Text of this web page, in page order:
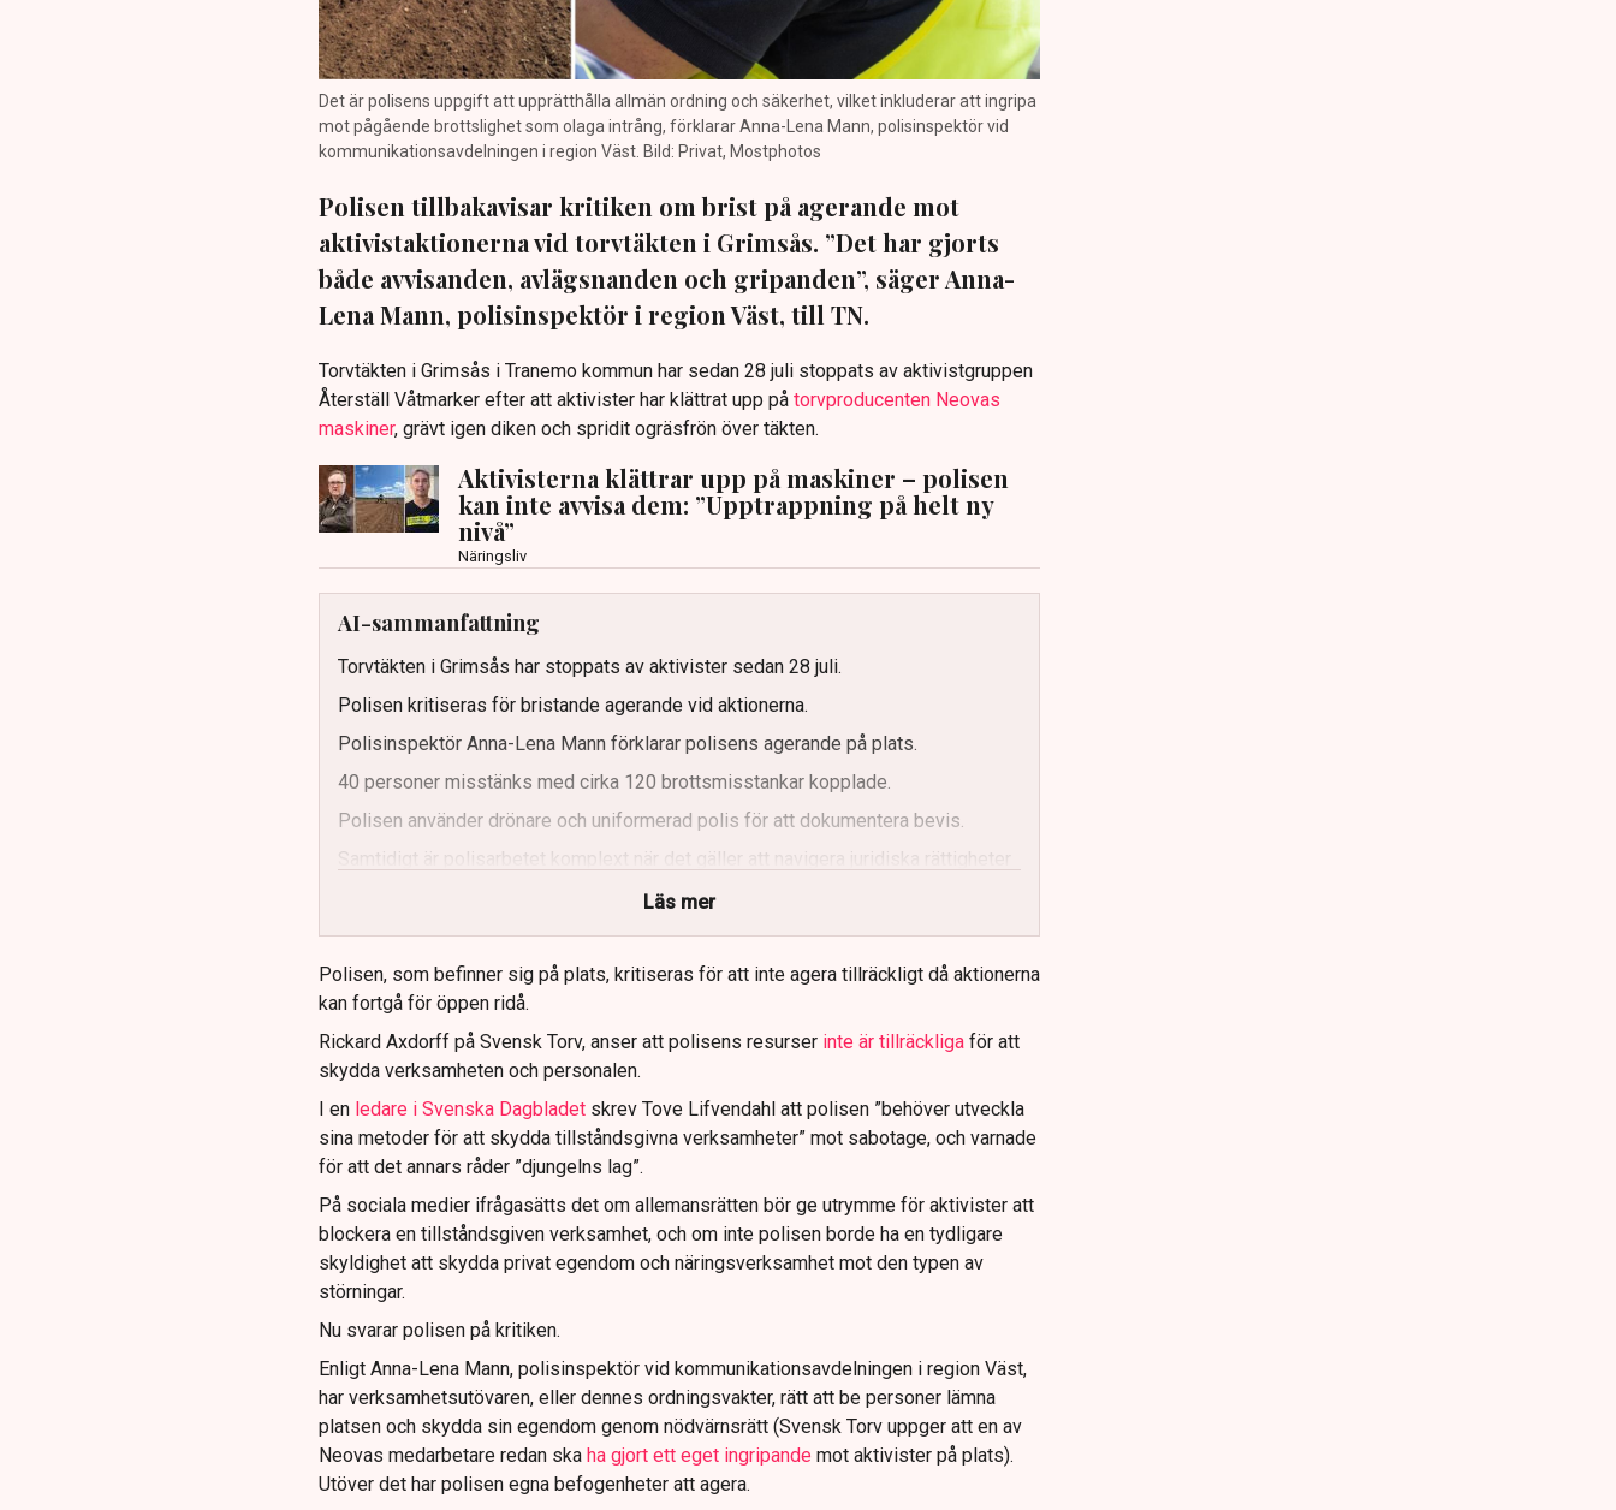
Det är polisens uppgift att upprätthålla allmän ordning och säkerhet, vilket inkluderar att ingripa
mot pågående brottslighet som olaga intrång, förklarar Anna-Lena Mann, polisinspektör vid
kommunikationsavdelningen i region Väst. Bild: Privat, Mostphotos
Polisen tillbakavisar kritiken om brist på agerande mot
aktivistaktionerna vid torvtäkten i Grimsås. ”Det har gjorts
både avvisanden, avlägsnanden och gripanden”, säger Anna-
Lena Mann, polisinspektör i region Väst, till TN.
Torvtäkten i Grimsås i Tranemo kommun har sedan 28 juli stoppats av aktivistgruppen
Återställ Våtmarker efter att aktivister har klättrat upp påtorvproducenten Neovas
maskiner, grävt igen diken och spridit ogräsfrön över täkten.
Aktivisterna klättrar upp på maskiner – polisen
kan inte avvisa dem: ”Upptrappning på helt ny
nivå”
Näringsliv
AI-sammanfattning
Torvtäkten i Grimsås har stoppats av aktivister sedan 28 juli.
Polisen kritiseras för bristande agerande vid aktionerna.
Polisinspektör Anna-Lena Mann förklarar polisens agerande på plats.
40 personer misstänks med cirka 120 brottsmisstankar kopplade.
Polisen använder drönare och uniformerad polis för att dokumentera bevis.
Samtidigt är polisarbetet komplext när det gäller att navigera juridiska rättigheter
Läs mer
Polisen, som befinner sig på plats, kritiseras för att inte agera tillräckligt då aktionerna
kan fortgå för öppen ridå.
Rickard Axdorff på Svensk Torv, anser att polisens resurser inte är tillräckliga för att
skydda verksamheten och personalen.
I en ledare i Svenska Dagbladet skrev Tove Lifvendahl att polisen ”behöver utveckla
sina metoder för att skydda tillståndsgivna verksamheter” mot sabotage, och varnade
för att det annars råder ”djungelns lag”.
På sociala medier ifrågasätts det om allemansrätten bör ge utrymme för aktivister att
blockera en tillståndsgiven verksamhet, och om inte polisen borde ha en tydligare
skyldighet att skydda privat egendom och näringsverksamhet mot den typen av
störningar.
Nu svarar polisen på kritiken.
Enligt Anna-Lena Mann, polisinspektör vid kommunikationsavdelningen i region Väst,
har verksamhetsutövaren, eller dennes ordningsvakter, rätt att be personer lämna
platsen och skydda sin egendom genom nödvärnsrätt (Svensk Torv uppger att en av
Neovas medarbetare redan ska ha gjort ett eget ingripande mot aktivister på plats).
Utöver det har polisen egna befogenheter att agera.